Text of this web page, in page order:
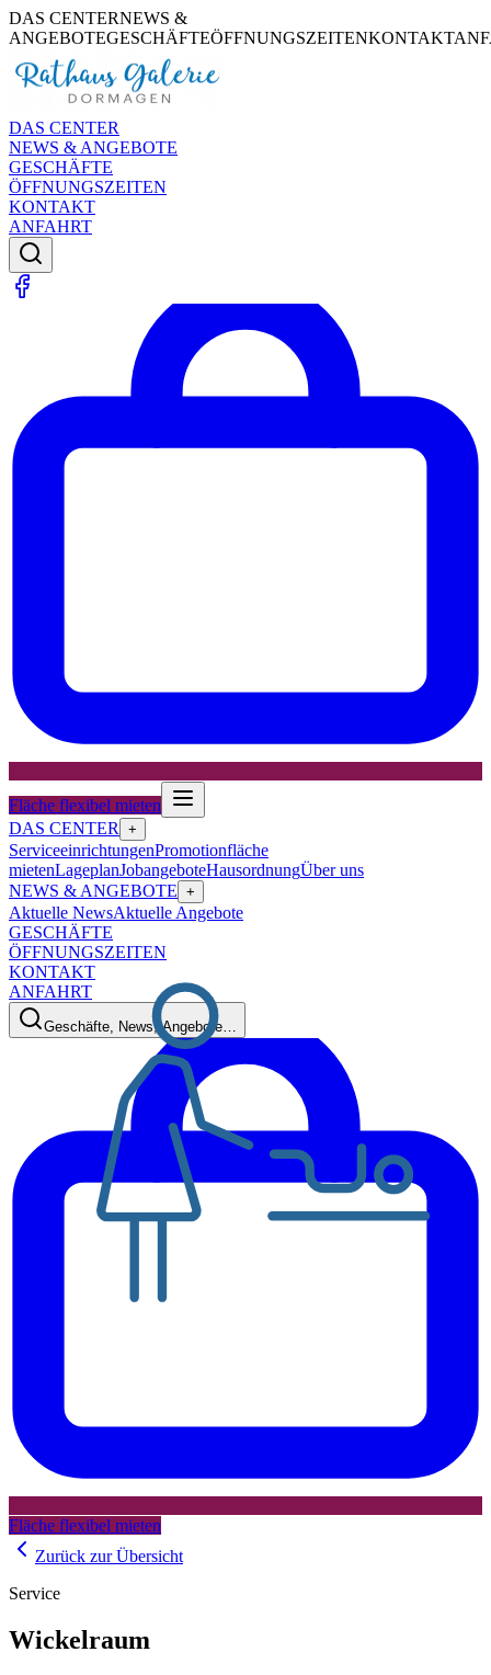
DAS CENTERNEWS &
ANGEBOTEGESCHÄFTEÖFFNUNGSZEITENKONTAKT
DAS CENTER
NEWS & ANGEBOTE
GESCHÄFTE
ÖFFNUNGSZEITEN
KONTAKT
ANFAHRT
Fläche flexibel mieten
DAS CENTER
+
ServiceeinrichtungenPromotionfläche
mietenLageplanJobangeboteHausordnungÜber uns
NEWS & ANGEBOTE +
Aktuelle NewsAktuelle Angebote
GESCHÄFTE
ÖFFNUNGSZEITEN
KONTAKT
ANFAHRT
Geschäfte, News, Angebote…
Fläche flexibel mieten
Zurück zur Übersicht
Service
Wickelraum